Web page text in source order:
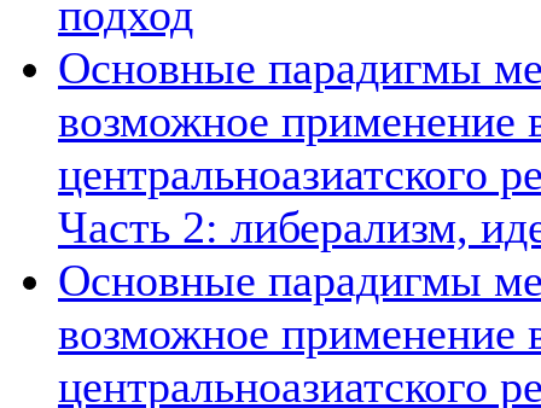
подход
Основные парадигмы
возможное применение
центральноазиатского
Часть 2: либерализм,
Основные парадигмы
возможное применение
центральноазиатского